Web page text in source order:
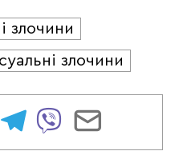
злочини
злочини